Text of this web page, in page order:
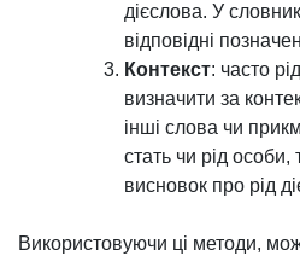
дієслова. У
відповідні
Контекст: часто
визначити за
інші слова чи
стать чи рід
висновок про рід
Використовуючи ці методи,